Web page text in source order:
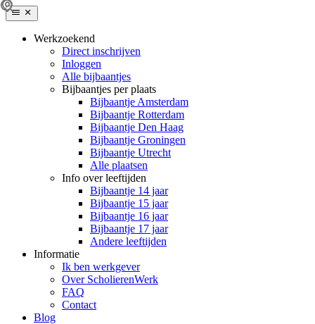
Werkzoekend
Direct inschrijven
Inloggen
Alle bijbaantjes
Bijbaantjes per plaats
Bijbaantje Amsterdam
Bijbaantje Rotterdam
Bijbaantje Den Haag
Bijbaantje Groningen
Bijbaantje Utrecht
Alle plaatsen
Info over leeftijden
Bijbaantje 14 jaar
Bijbaantje 15 jaar
Bijbaantje 16 jaar
Bijbaantje 17 jaar
Andere leeftijden
Informatie
Ik ben werkgever
Over ScholierenWerk
FAQ
Contact
Blog